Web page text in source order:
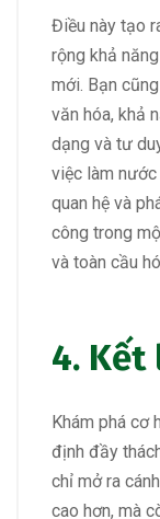
Điều này tạo
rộng khả
mới. Bạn
văn hóa, khả
dạng và tư
việc làm
quan hệ và
công trong
và toàn cầu
4. Kết
Khám phá cơ
định đầy
chỉ mở ra
cao hơn, mà